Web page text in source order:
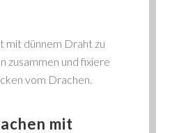
mit dünnem Draht zu
zusammen und fixiere
vom Drachen.
mit